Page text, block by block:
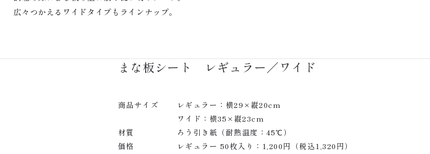
広々つかえるワイドタイプもラインナップ。
まな板シート レギュラー／ワイド
商品サイズ
レギュラー：横29×縦20cm
ワイド：横35×縦23cm
材質
ろう引き紙（耐熱温度：45℃）
価格
レギュラー 50枚入り：1,200円（税込1,320円）